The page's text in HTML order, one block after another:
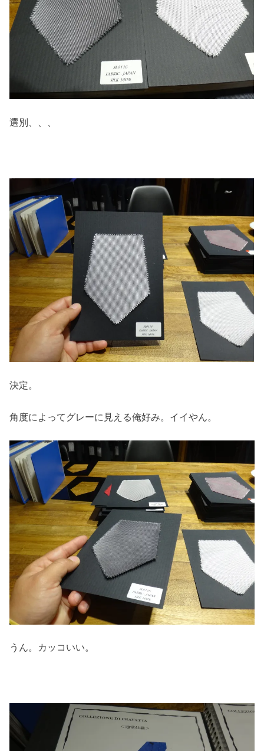
選別、、、
決定。
角度によってグレーに見える俺好み。イイやん。
うん。カッコいい。